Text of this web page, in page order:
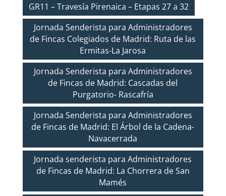
GR11 – Travesía Pirenaica – Etapas 27 a 32
Jornada Senderista para Administradores
de Fincas Colegiados de Madrid: Ruta de las
Ermitas-La Jarosa
Jornada Senderista para Administradores
de Fincas de Madrid: Cascadas del
Purgatorio- Rascafría
Jornada Senderista para Administradores
de Fincas de Madrid: El Árbol de la Cadena-
Navacerrada
Jornada senderista para Administradores
de Fincas de Madrid: La Chorrera de San
Mamés